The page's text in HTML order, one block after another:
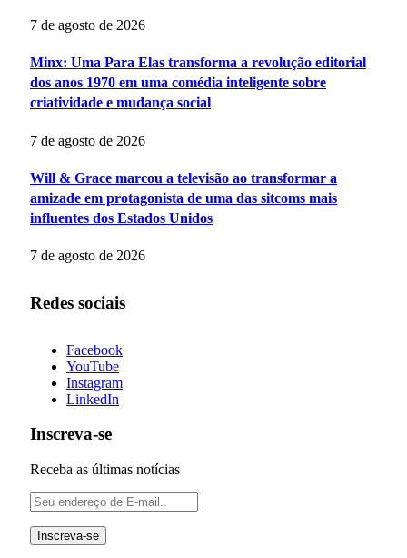
7 de agosto de 2026
Minx: Uma Para Elas transforma a revolução editorial
dos anos 1970 em uma comédia inteligente sobre
criatividade e mudança social
7 de agosto de 2026
Will & Grace marcou a televisão ao transformar a
amizade em protagonista de uma das sitcoms mais
influentes dos Estados Unidos
7 de agosto de 2026
Redes sociais
Facebook
YouTube
Instagram
LinkedIn
Inscreva-se
Receba as últimas notícias